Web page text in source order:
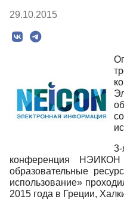
29.10.2015
конференция
образовательные
использование»
2015 года в Греции,